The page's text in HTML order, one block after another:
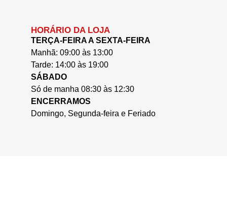
HORÁRIO DA LOJA
TERÇA-FEIRA A SEXTA-FEIRA
Manhã: 09:00 às 13:00
Tarde: 14:00 às 19:00
SÁBADO
Só de manha 08:30 às 12:30
ENCERRAMOS
Domingo, Segunda-feira e Feriado